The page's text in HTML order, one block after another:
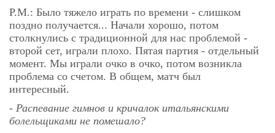
Р.М.: Было тяжело играть по времени - слишком
поздно получается... Начали хорошо, потом
столкнулись с традиционной для нас проблемой -
второй сет, играли плохо. Пятая партия - отдельный
момент. Мы играли очко в очко, потом возникла
проблема со счетом. В общем, матч был
интересный.
- Распевание гимнов и кричалок итальянскими
болельщиками не помешало?